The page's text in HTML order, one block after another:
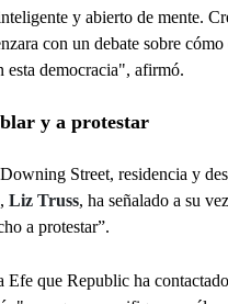
y abierto de mente.
con un debate sobre
esta democracia", afirmó.
y a protestar
Street, residencia y
Liz Truss, ha señalado a su
a protestar”.
Efe que Republic ha